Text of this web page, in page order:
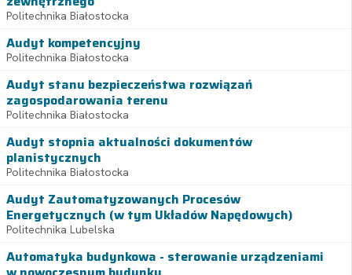
Politechnika Białostocka
Audyt kompetencyjny
Politechnika Białostocka
Audyt stanu bezpieczeństwa rozwiązań
zagospodarowania terenu
Politechnika Białostocka
Audyt stopnia aktualności dokumentów
planistycznych
Politechnika Białostocka
Audyt Zautomatyzowanych Procesów
Energetycznych (w tym Układów Napędowych)
Politechnika Lubelska
Automatyka budynkowa - sterowanie urządzeniami